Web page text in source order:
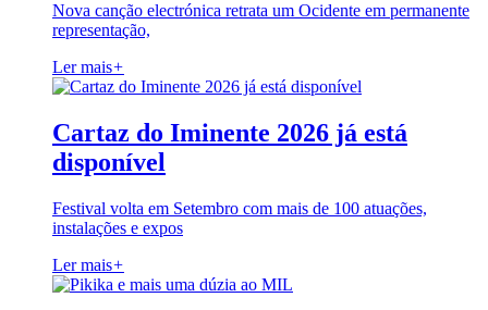
Nova canção electrónica retrata um Ocidente em permanente
representação,
Ler mais+
Cartaz do Iminente 2026 já está
disponível
Festival volta em Setembro com mais de 100 atuações,
instalações e expos
Ler mais+